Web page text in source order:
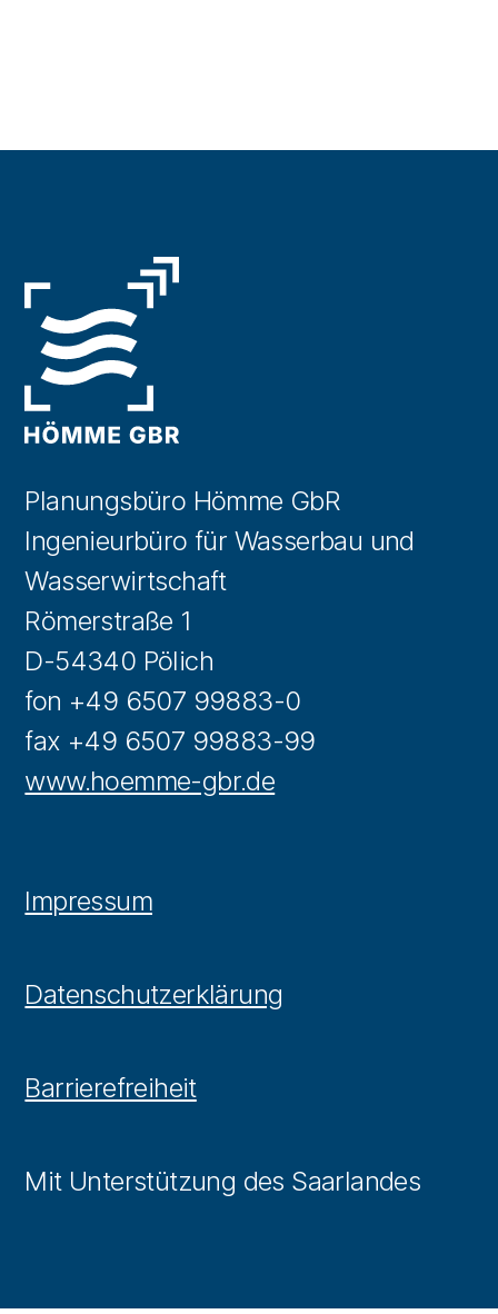
Planungsbüro Hömme GbR
Ingenieurbüro für Wasserbau und
Wasserwirtschaft
Römerstraße 1
D-54340 Pölich
fon +49 6507 99883-0
fax +49 6507 99883-99
www.hoemme-gbr.de
Impressum
Datenschutzerklärung
Barrierefreiheit
Mit Unterstützung des Saarlandes